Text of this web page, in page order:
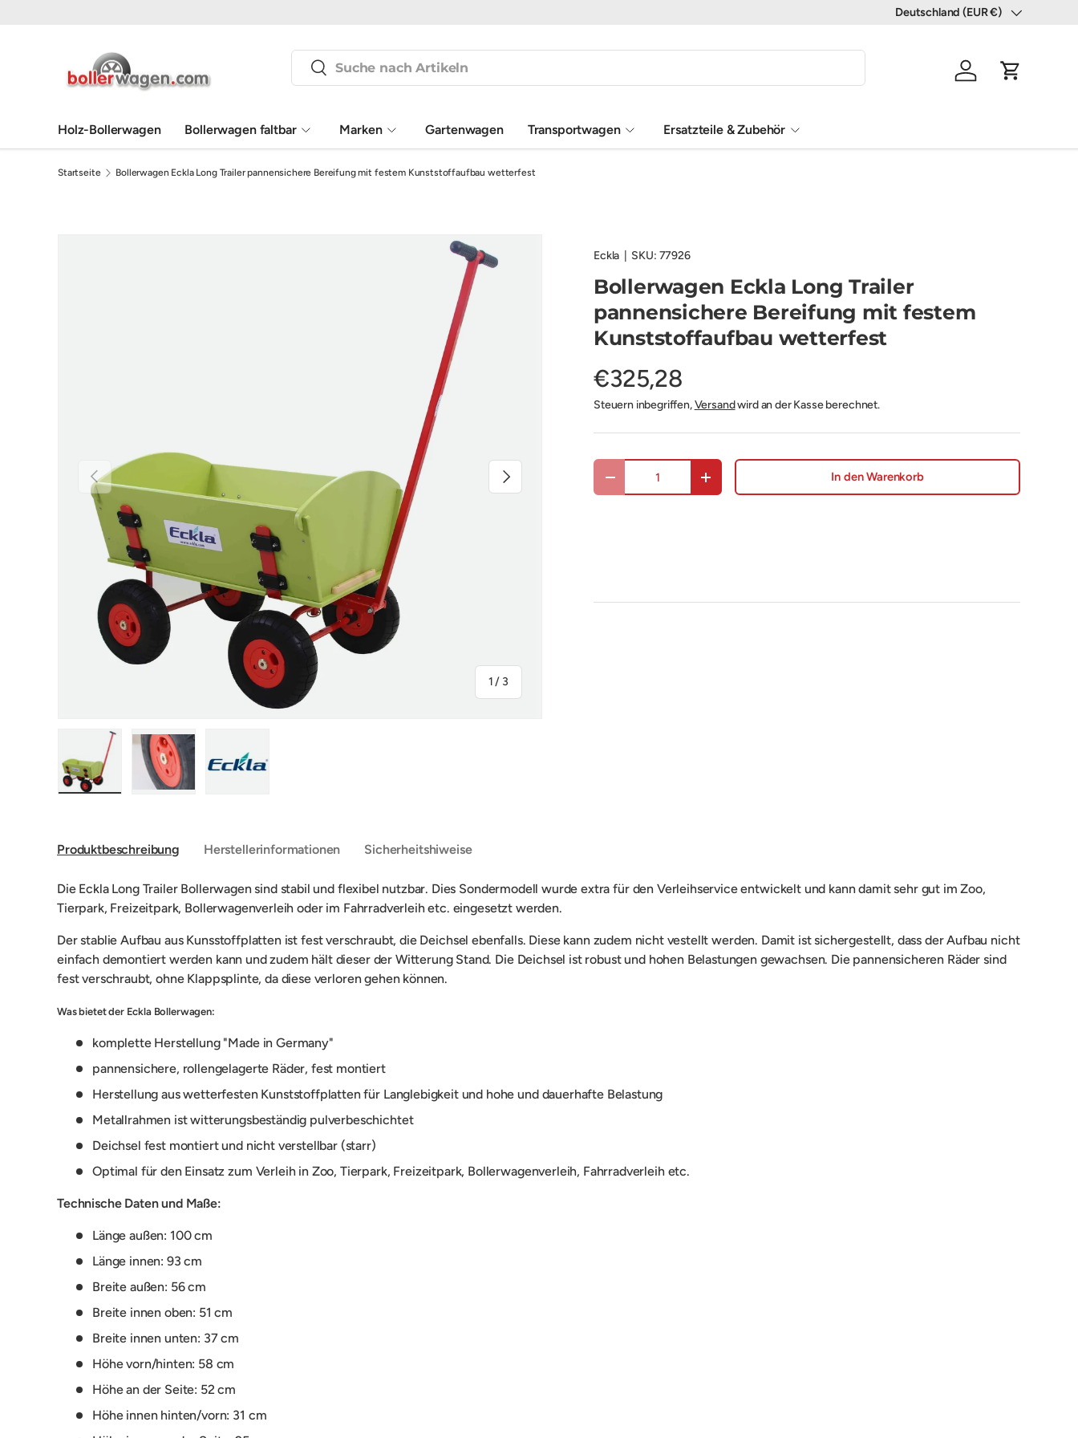
Land/Region
Deutschland (EUR €)
Suchen
Suchen
Einloggen
Holz-Bollerwagen Bollerwagen faltbar Marken Gartenwagen Transportwagen Ersatzteile & Zubehör
Startseite Bollerwagen Eckla Long Trailer pannensichere Bereifung mit festem Kunststoffaufbau wetterfest
Vorherige
1 / von
3
Nächste
Eckla SKU: 77926
Bollerwagen Eckla Long Trailer
pannensichere Bereifung mit festem
Kunststoffaufbau wetterfest
€325,28
Steuern inbegriffen,Versandwird an der Kasse berechnet.
Menge verringern Menge erhöhen In den Warenkorb
Produktbeschreibung Herstellerinformationen Sicherheitshiweise
Die Eckla Long Trailer Bollerwagen sind stabil und flexibel nutzbar. Dies Sondermodell wurde extra für den Verleihservice entwickelt und kann damit sehr gut im Zoo,
Tierpark, Freizeitpark, Bollerwagenverleih oder im Fahrradverleih etc. eingesetzt werden.
Der stablie Aufbau aus Kunsstoffplatten ist fest verschraubt, die Deichsel ebenfalls. Diese kann zudem nicht vestellt werden. Damit ist sichergestellt, dass der Aufbau nicht
einfach demontiert werden kann und zudem hält dieser der Witterung Stand. Die Deichsel ist robust und hohen Belastungen gewachsen. Die pannensicheren Räder sind
fest verschraubt, ohne Klappsplinte, da diese verloren gehen können.
Was bietet der Eckla Bollerwagen:
komplette Herstellung "Made in Germany"
pannensichere, rollengelagerte Räder, fest montiert
Herstellung aus wetterfesten Kunststoffplatten für Langlebigkeit und hohe und dauerhafte Belastung
Metallrahmen ist witterungsbeständig pulverbeschichtet
Deichsel fest montiert und nicht verstellbar (starr)
Optimal für den Einsatz zum Verleih in Zoo, Tierpark, Freizeitpark, Bollerwagenverleih, Fahrradverleih etc.
Technische Daten und Maße:
Länge außen: 100 cm
Länge innen: 93 cm
Breite außen: 56 cm
Breite innen oben: 51 cm
Breite innen unten: 37 cm
Höhe vorn/hinten: 58 cm
Höhe an der Seite: 52 cm
Höhe innen hinten/vorn: 31 cm